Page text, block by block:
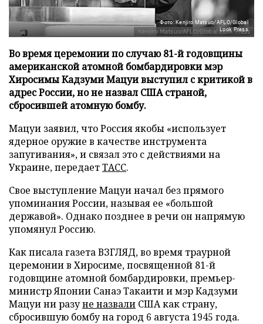
Фото: Kenjiro Matsuo/AFLO/Global
Look Press
Во время церемонии по случаю 81-й годовщины
американской атомной бомбардировки мэр
Хиросимы Кадзуми Мацуи выступил с критикой в
адрес России, но не назвал США страной,
сбросившей атомную бомбу.
Мацуи заявил, что Россия якобы «использует
ядерное оружие в качестве инструмента
запугивания», и связал это с действиями на
Украине, передаетТАСС.
Свое выступление Мацуи начал без прямого
упоминания России, называя ее «большой
державой». Однако позднее в речи он напрямую
упомянул Россию.
Как писала газета ВЗГЛЯД, во время траурной
церемонии в Хиросиме, посвященной 81-й
годовщине атомной бомбардировки, премьер-
министр Японии Санаэ Такаити и мэр Кадзуми
Мацуи ни разуне назвали США как страну,
сбросившую бомбу на город 6 августа 1945 года.